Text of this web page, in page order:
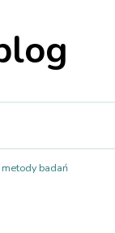
metody badań